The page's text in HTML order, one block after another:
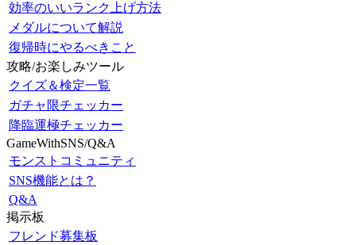
効率のいいランク上げ方法
メダルについて解説
復帰時にやるべきこと
攻略/お楽しみツール
クイズ＆検定一覧
ガチャ限チェッカー
降臨運極チェッカー
GameWithSNS/Q&A
モンストコミュニティ
SNS機能とは？
Q&A
掲示板
フレンド募集板